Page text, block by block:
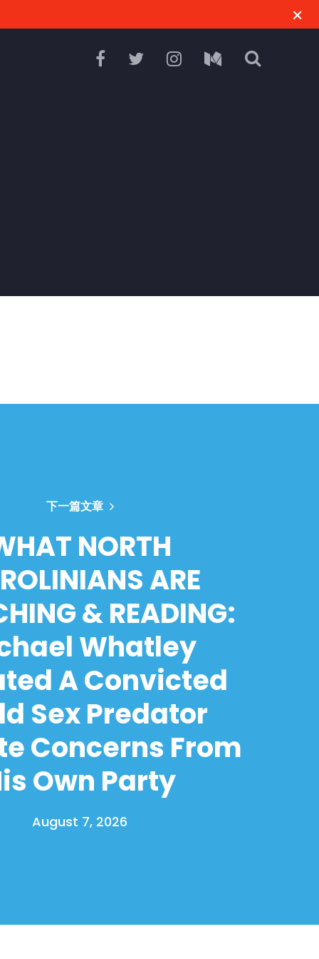
下一篇文章
NORTH
ARE
& READING:
Whatley
A Convicted
Sex Predator
Concerns From
Own Party
August 7, 2026